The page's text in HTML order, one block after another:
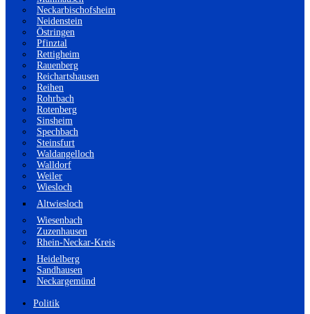
Neckarbischofsheim
Neidenstein
Östringen
Pfinztal
Rettigheim
Rauenberg
Reichartshausen
Reihen
Rohrbach
Rotenberg
Sinsheim
Spechbach
Steinsfurt
Waldangelloch
Walldorf
Weiler
Wiesloch
Altwiesloch
Wiesenbach
Zuzenhausen
Rhein-Neckar-Kreis
Heidelberg
Sandhausen
Neckargemünd
Politik